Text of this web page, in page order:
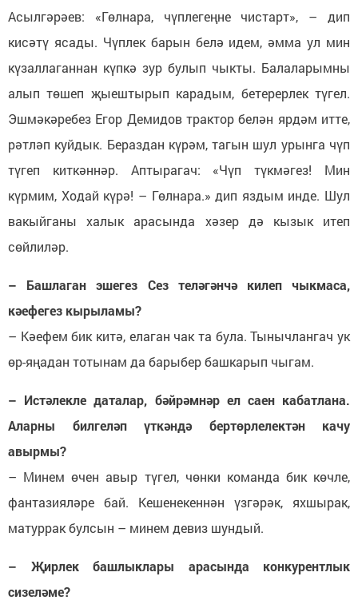
Асылгәрәев: «Гөлнара, чүплегеңне чистарт», – дип
кисәтү ясады. Чүплек барын белә идем, әмма ул мин
күзаллаганнан күпкә зур булып чыкты. Балаларымны
алып төшеп җыештырып карадым, бетерерлек түгел.
Эшмәкәребез Егор Демидов трактор белән ярдәм итте,
рәтләп куйдык. Бераздан күрәм, тагын шул урынга чүп
түгеп киткәннәр. Аптырагач: «Чүп түкмәгез! Мин
күрмим, Ходай күрә! – Гөлнара.» дип яздым инде. Шул
вакыйганы халык арасында хәзер дә кызык итеп
сөйлиләр.
– Башлаган эшегез Сез теләгәнчә килеп чыкмаса,
кәефегез кырыламы?
– Кәефем бик китә, елаган чак та була. Тынычлангач ук
өр-яңадан тотынам да барыбер башкарып чыгам.
– Истәлекле даталар, бәйрәмнәр ел саен кабатлана.
Аларны билгеләп үткәндә бертөрлелектән качу
авырмы?
– Минем өчен авыр түгел, чөнки команда бик көчле,
фантазияләре бай. Кешенекеннән үзгәрәк, яхшырак,
матуррак булсын – минем девиз шундый.
– Җирлек башлыклары арасында конкурентлык
сизеләме?